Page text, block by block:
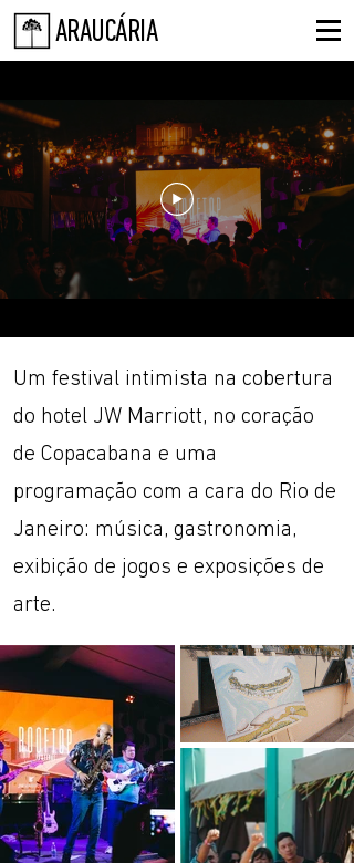
ARAUCÁRIA
Um festival intimista na cobertura
do hotel JW Marriott, no coração
de Copacabana e uma
programação com a cara do Rio de
Janeiro: música, gastronomia,
exibição de jogos e exposições de
arte.